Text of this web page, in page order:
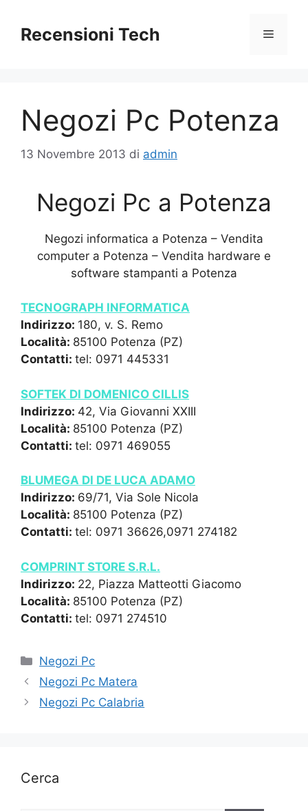
contenuto
Recensioni Tech Menu
Negozi Pc Potenza
13 Novembre 2013 di admin
Negozi Pc a Potenza
Negozi informatica a Potenza – Vendita
computer a Potenza – Vendita hardware e
software stampanti a Potenza
TECNOGRAPH INFORMATICA
Indirizzo: 180, v. S. Remo
Località: 85100 Potenza (PZ)
Contatti: tel: 0971 445331
SOFTEK DI DOMENICO CILLIS
Indirizzo: 42, Via Giovanni XXIII
Località: 85100 Potenza (PZ)
Contatti: tel: 0971 469055
BLUMEGA DI DE LUCA ADAMO
Indirizzo: 69/71, Via Sole Nicola
Località: 85100 Potenza (PZ)
Contatti: tel: 0971 36626,0971 274182
COMPRINT STORE S.R.L.
Indirizzo: 22, Piazza Matteotti Giacomo
Località: 85100 Potenza (PZ)
Contatti: tel: 0971 274510
Categorie
Negozi Pc
Negozi Pc Matera
Negozi Pc Calabria
Cerca